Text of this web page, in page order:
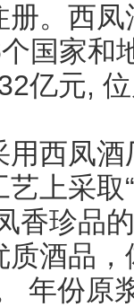
册。西
国家和
亿元,
西凤
上采取
香珍品
酒品，
年份原